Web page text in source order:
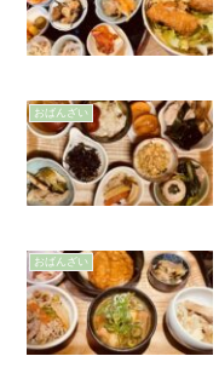
おばんざい
おばんざい